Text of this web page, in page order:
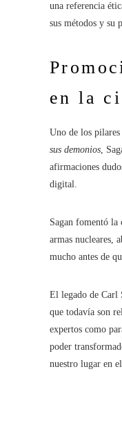
una referencia
sus métodos y su
en la
Uno de los
sus demonios,
afirmaciones
digital.
Sagan fomentó
armas nucleares,
mucho antes de
El legado de Carl
que todavía son
expertos como
poder
nuestro lugar en